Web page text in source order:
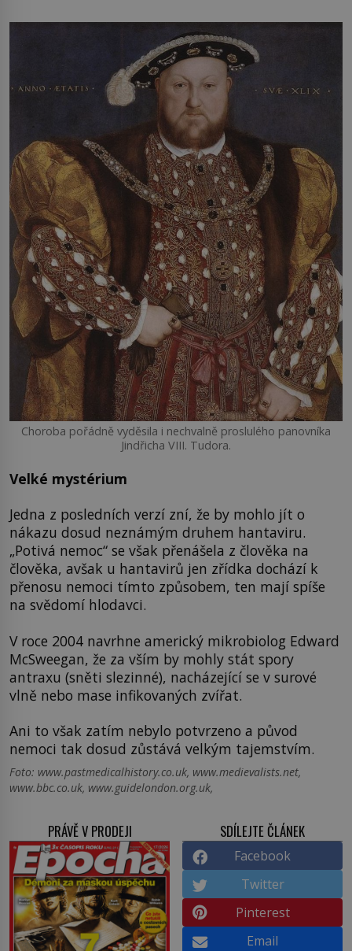
Choroba pořádně vyděsila i nechvalně proslulého panovníka
Jindřicha VIII. Tudora.
Velké mystérium
Jedna z posledních verzí zní, že by mohlo jít o
nákazu dosud neznámým druhem hantaviru.
„Potivá nemoc“ se však přenášela z člověka na
člověka, avšak u hantavirů jen zřídka dochází k
přenosu nemoci tímto způsobem, ten mají spíše
na svědomí hlodavci.
V roce 2004 navrhne americký mikrobiolog Edward
McSweegan, že za vším by mohly stát spory
antraxu (sněti slezinné), nacházející se v surové
vlně nebo mase infikovaných zvířat.
Ani to však zatím nebylo potvrzeno a původ
nemoci tak dosud zůstává velkým tajemstvím.
Foto: www.pastmedicalhistory.co.uk, www.medievalists.net,
www.bbc.co.uk, www.guidelondon.org.uk,
PRÁVĚ V PRODEJI SDÍLEJTE ČLÁNEK
Facebook
Twitter
Pinterest
Email